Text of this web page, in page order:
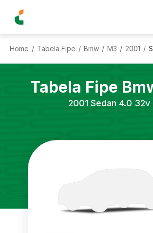
Home / Tabela Fipe / Bmw / M3 / 2001 /
Tabela Fipe
2001 Sedan 4.0 32v